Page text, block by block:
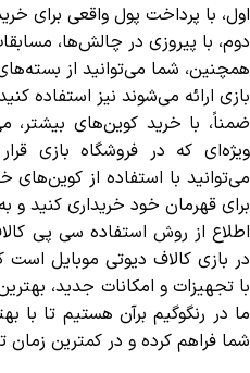
اول، با پرداخت پول واقعی برای
دوم، با پیروزی در چالش‌ها،
همچنین، شما می‌توانید از
بازی ارائه می‌شوند نیز استفاده
ضمناً، با خرید کوین‌های بیشتر،
ویژه‌ای که در فروشگاه بازی
می‌توانید با استفاده از کوین‌های
برای قهرمان خود خریداری کنید و
اطلاع از روش استفاده سی پی
در بازی کالاف دیوتی موبایل
با تجهیزات و امکانات جدید،
ما در رنگوگیم برآن هستیم تا با
شما فراهم کرده و در کمترین زمان